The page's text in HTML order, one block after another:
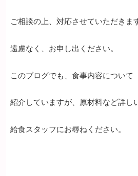
ご相談の上、対応させていただきま
遠慮なく、お申し出ください。
このブログでも、食事内容について
紹介していますが、原材料など詳し
給食スタッフにお尋ねください。